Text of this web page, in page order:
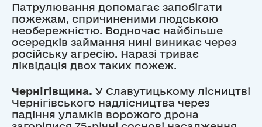
Патрулювання допомагає запобігати
пожежам, спричиненими людською
необережністю. Водночас найбільше
осередків займання нині виникає через
російську агресію. Наразі триває
ліквідація двох таких пожеж.
Чернігівщина. У Славутицькому лісництві
Чернігівського надлісництва через
падіння уламків ворожого дрона